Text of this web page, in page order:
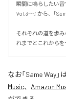
瞬間に鳴らしたい音
Vol.3～』から、「
それぞれの道を歩
れまでとこれからを
なお「Same Way」
Music、 Amazon